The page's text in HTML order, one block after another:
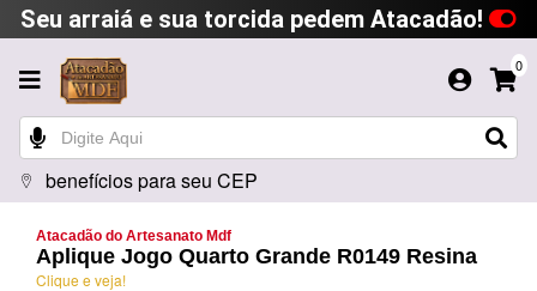
Seu arraiá e sua torcida pedem Atacadão!
0
benefícios para seu CEP
Atacadão do Artesanato Mdf
Aplique Jogo Quarto Grande R0149 Resina
Clique e veja!